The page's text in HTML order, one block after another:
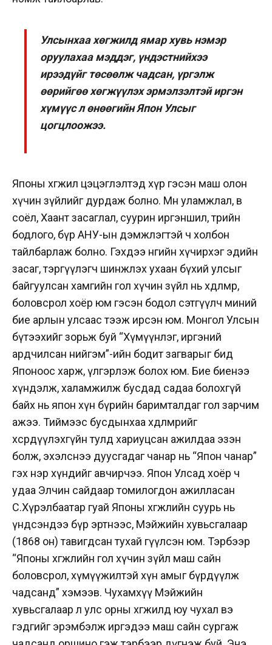
Улсынхаа хөгжилд ямар хувь нэмэр
оруулахаа мэддэг, үндэстнийхээ
ирээдүйг төсөөлж чадсан, үргэлж
өөрийгөө хөгжүүлэх эрмэлзэлтэй иргэн
хүмүүс л өнөөгийн Япон Улсыг
цогцлоожээ.
Японы хөгжил цэцэглэлтэд хүр гэсэн маш олон
хүчин зүйлийг дурдаж болно. Мөн уламжлал, өв
соёл, Хаант засаглал, суурин иргэншил, төрийн
бодлого, бүр АНУ-ын дэмжлэгтэй ч холбон
тайлбарлаж болно. Гэхдээ өнөөгийн хүчирхэг эдийн
засаг, тэргүүлэгч шинжлэх ухаан бүхий улсыг
байгуулсан хамгийн гол хүчин зүйл нь хөдөлмөр,
боловсрол хоёр юм гэсэн бодол сэтгүүлч миний
бие арлын улсаас тээж ирсэн юм. Монгол Улсын
бүтээхийг зорьж буй “Хүмүүнлэг, иргэний
ардчилсан нийгэм”-ийн бодит загварыг бид
Японоос харж, үлгэрлэж болох юм. Бие биенээ
хүндэлж, халамжилж бусдад садаа болохгүй
байх нь япон хүн бүрийн баримталдаг гол зарчим
ажээ. Тиймээс бусдынхаа хөдөлмөрийг
хөсөрдүүлэхгүйн тулд хариуцсан ажилдаа эзэн
болж, эхэлснээ дуусгадаг чанар нь “Япон чанар”
гэх нэр хүндийг авчирчээ. Япон Улсад хоёр ч
удаа Элчин сайдаар томилогдон ажилласан
С.Хүрэлбаатар гуай Японы хөгжлийн суурь нь
үндсэндээ бүр эртнээс, Мэйжийн хувьсгалаар
(1868 он) тавигдсан тухай өгүүлсэн юм. Тэрбээр
“Японы хөгжлийн гол хүчин зүйл маш сайн
боловсрол, хүмүүжилтэй хүн амыг бүрдүүлж
чадсанд” хэмээв. Чухамхүү Мэйжийн
хувьсгалаар л улс орны хөгжилд юу чухал вэ
гэдгийг эрэмбэлж иргэдээ маш сайн сургаж